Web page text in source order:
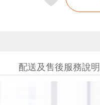
配送及售後服務說明